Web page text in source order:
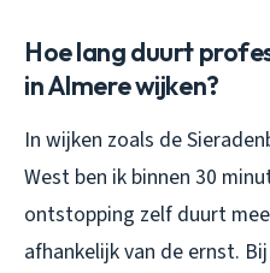
Hoe lang duurt
in Almere wijken?
In wijken zoals de
West ben ik binnen 30
ontstopping zelf duurt
afhankelijk van de ernst.